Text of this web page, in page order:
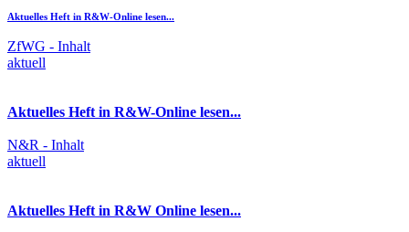
Aktuelles Heft in R&W-Online lesen...
ZfWG - Inhalt
aktuell
Aktuelles Heft in R&W-Online lesen...
N&R - Inhalt
aktuell
Aktuelles Heft in R&W Online lesen...